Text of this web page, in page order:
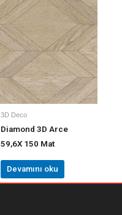
3D Deco
Diamond 3D Arce
59,6X 150 Mat
Devamını oku